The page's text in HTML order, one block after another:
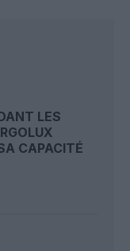
LES
CAPACITÉ